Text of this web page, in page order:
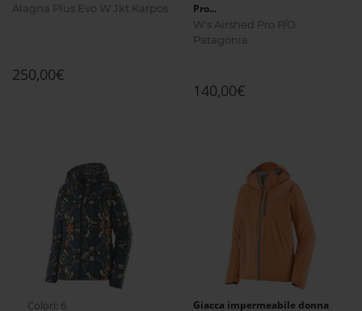
Alagna Plus Evo W Jkt Karpos
250,00€
Pro...
W's Airshed Pro P/O
Patagonia
140,00€
Colori: 6 Giacca impermeabile donna